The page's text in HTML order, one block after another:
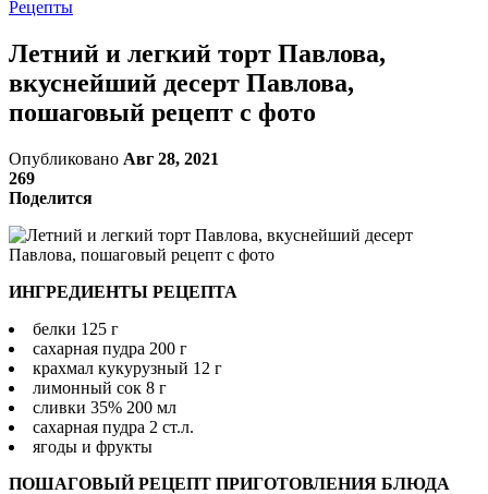
Рецепты
Летний и легкий торт Павлова,
вкуснейший десерт Павлова,
пошаговый рецепт с фото
Опубликовано Авг 28, 2021
269
Поделится
ИНГРЕДИЕНТЫ РЕЦЕПТА
белки 125 г
сахарная пудра 200 г
крахмал кукурузный 12 г
лимонный сок 8 г
сливки 35% 200 мл
сахарная пудра 2 ст.л.
ягоды и фрукты
ПОШАГОВЫЙ РЕЦЕПТ ПРИГОТОВЛЕНИЯ БЛЮДА